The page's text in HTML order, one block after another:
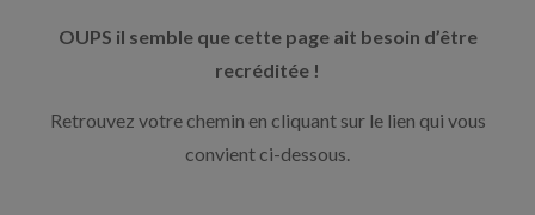
OUPS il semble que cette page ait besoin d’être
recréditée !
Retrouvez votre chemin en cliquant sur le lien qui vous
convient ci-dessous.